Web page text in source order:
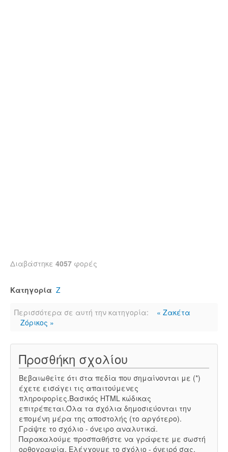
Διαβάστηκε 4057 φορές
Κατηγορία Ζ
Περισσότερα σε αυτή την κατηγορία:
« Ζακέτα
Ζόρικος »
Προσθήκη σχολίου
Βεβαιωθείτε ότι στα πεδία που σημαίνονται με (*)
έχετε εισάγει τις απαιτούμενες
πληροφορίες.Βασικός HTML κώδικας
επιτρέπεται.Όλα τα σχόλια δημοσιεύονται την
επομένη μέρα της αποστολής (το αργότερο).
Γράψτε το σχόλιο - όνειρο αναλυτικά.
Παρακαλούμε προσπαθήστε να γράφετε με σωστή
ορθογραφία. Ελέγχουμε το σχόλιο - όνειρό σας,